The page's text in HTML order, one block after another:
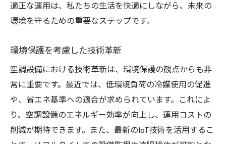
適正な運用は、私たちの生活を快適にしながら、未来の
環境を守るための重要なステップです。
環境保護を考慮した技術革新
空調設備における技術革新は、環境保護の観点からも非
常に重要です。最近では、低環境負荷の冷媒使用の促進
や、省エネ基準への適合が求められています。これによ
り、空調設備のエネルギー効率が向上し、運用コストの
削減が期待できます。また、最新のIoT技術を活用するこ